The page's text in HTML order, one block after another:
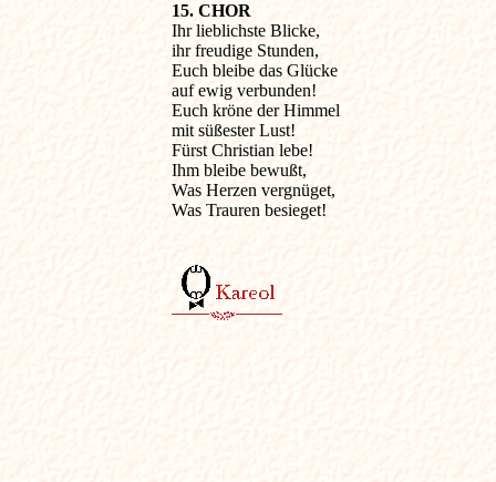
15. CHOR
Ihr lieblichste Blicke,
ihr freudige Stunden,
Euch bleibe das Glücke
auf ewig verbunden!
Euch kröne der Himmel
mit süßester Lust!
Fürst Christian lebe!
Ihm bleibe bewußt,
Was Herzen vergnüget,
Was Trauren besieget!